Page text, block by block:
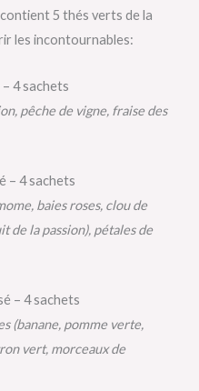
5 thés verts de la
les incontournables:
4 sachets
pêche de vigne, fraise des
– 4 sachets
baies roses, clou de
de la passion), pétales de
– 4 sachets
(banane, pomme verte,
vert, morceaux de